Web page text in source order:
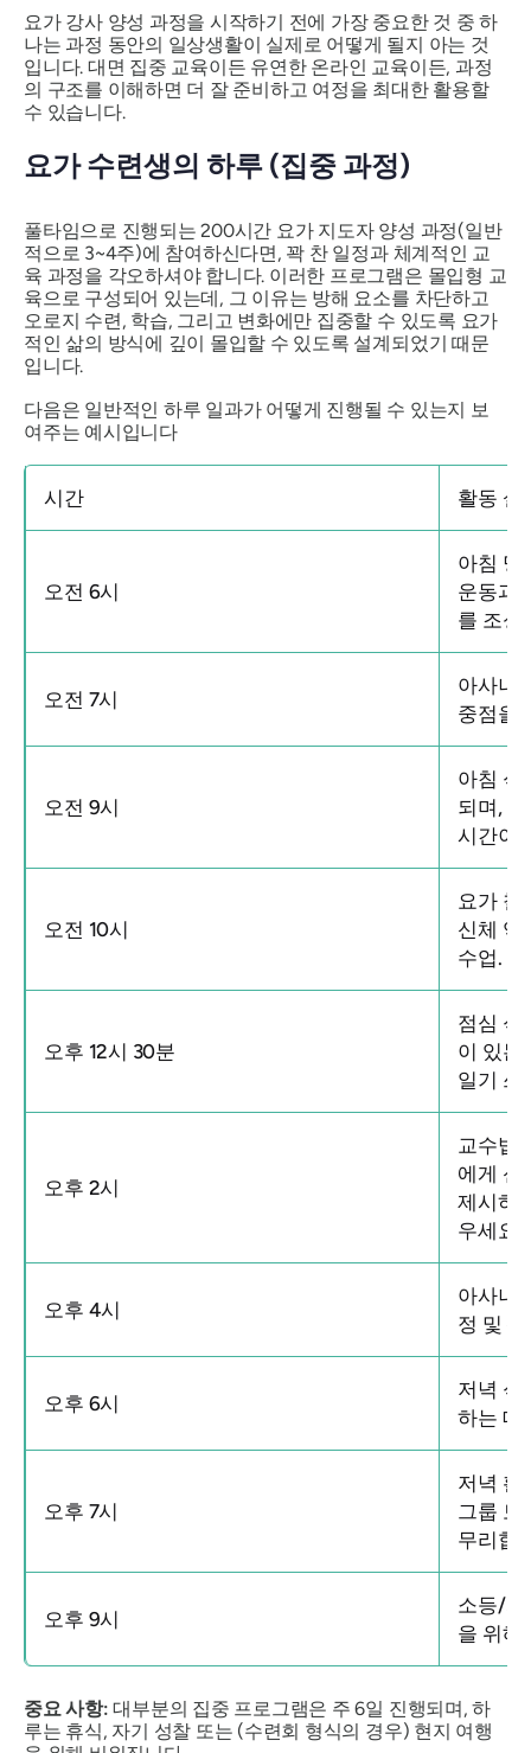
요가 강사 양성 과정을 시작하기 전에 가장 중요한 것 중 하
나는 과정 동안의 일상생활이 실제로 어떻게 될지 아는 것
입니다. 대면 집중 교육이든 유연한 온라인 교육이든, 과정
의 구조를 이해하면 더 잘 준비하고 여정을 최대한 활용할
수 있습니다.
요가 수련생의 하루 (집중 과정)
풀타임으로 진행되는 200시간 요가 지도자 양성 과정(일반
적으로 3~4주)에 참여하신다면, 꽉 찬 일정과 체계적인 교
육 과정을 각오하셔야 합니다. 이러한 프로그램은 몰입형 교
육으로 구성되어 있는데, 그 이유는 방해 요소를 차단하고
오로지 수련, 학습, 그리고 변화에만 집중할 수 있도록 요가
적인 삶의 방식에 깊이 몰입할 수 있도록 설계되었기 때문
입니다.
다음은 일반적인 하루 일과가 어떻게 진행될 수 있는지 보
여주는 예시입니다
시간 활동 설
오전 6시
아침 명
운동과
를 조성
오전 7시
아사나
중점을
오전 9시
아침 식
되며,
시간이
오전 10시
요가 철
신체 역
수업.
오후 12시 30분
점심 식
이 있는
일기 쓰
오후 2시
교수법
에게 신
제시하
우세요.
오후 4시
아사나
정 및
오후 6시
저녁 식
하는 데
오후 7시
저녁 활
그룹 토
무리합
오후 9시
소등/자
을 위해
중요 사항: 대부분의 집중 프로그램은 주 6일 진행되며, 하
루는 휴식, 자기 성찰 또는 (수련회 형식의 경우) 현지 여행